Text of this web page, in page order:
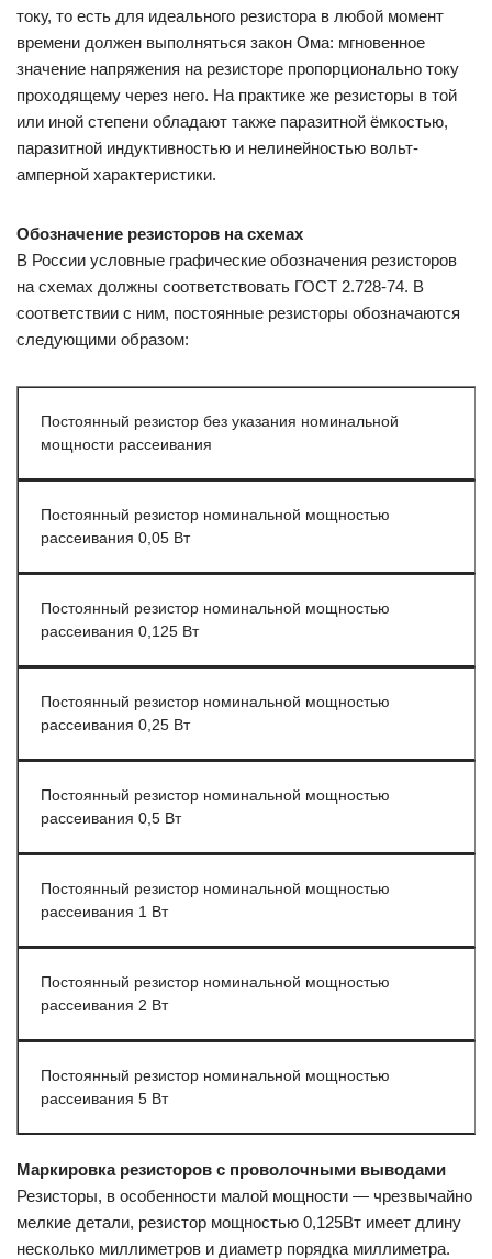
току, то есть для идеального резистора в любой момент
времени должен выполняться закон Ома: мгновенное
значение напряжения на резисторе пропорционально току
проходящему через него. На практике же резисторы в той
или иной степени обладают также паразитной ёмкостью,
паразитной индуктивностью и нелинейностью вольт-
амперной характеристики.
Обозначение резисторов на схемах
В России условные графические обозначения резисторов
на схемах должны соответствовать ГОСТ 2.728-74. В
соответствии с ним, постоянные резисторы обозначаются
следующими образом:
Постоянный резистор без указания номинальной
мощности рассеивания
Постоянный резистор номинальной мощностью
рассеивания 0,05 Вт
Постоянный резистор номинальной мощностью
рассеивания 0,125 Вт
Постоянный резистор номинальной мощностью
рассеивания 0,25 Вт
Постоянный резистор номинальной мощностью
рассеивания 0,5 Вт
Постоянный резистор номинальной мощностью
рассеивания 1 Вт
Постоянный резистор номинальной мощностью
рассеивания 2 Вт
Постоянный резистор номинальной мощностью
рассеивания 5 Вт
Маркировка резисторов с проволочными выводами
Резисторы, в особенности малой мощности — чрезвычайно
мелкие детали, резистор мощностью 0,125Вт имеет длину
несколько миллиметров и диаметр порядка миллиметра.